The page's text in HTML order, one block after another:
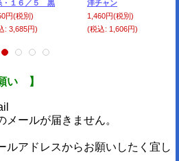
・１６／５ 黒
円(税別)
: 3,685円)
洋チャン
1,460円(税別)
(税込: 1,606円)
い 】
ールが届きません。
ルアドレスからお願いしたく宜し